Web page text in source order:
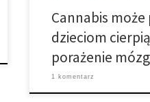
Cannabis
dzieciom
porażenie
1 komentarz